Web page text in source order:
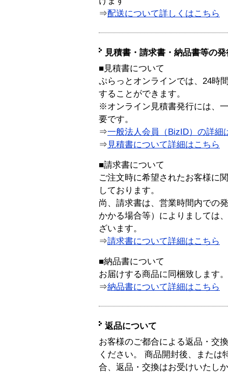
⇒配送について詳しくはこちら
見積書・請求書・納品書等の
■見積書について
ぷらっとオンラインでは、24時
することができます。
※オンライン見積書発行には、
要です。
⇒一般法人会員（BizID）の詳細
⇒ 見積書について詳細はこちら
■請求書について
ご注文時に希望されたお客様に
しております。
尚、請求書は、営業時間内での
かかる場合等）によりましては
ざいます。
⇒請求書について詳細はこちら
■納品書について
お届けする商品に同梱致します。
⇒納品書について詳細はこちら
返品について
お客様のご都合による返品・交
ください。 商品開封後、または
合、返品・交換はお受けいたし